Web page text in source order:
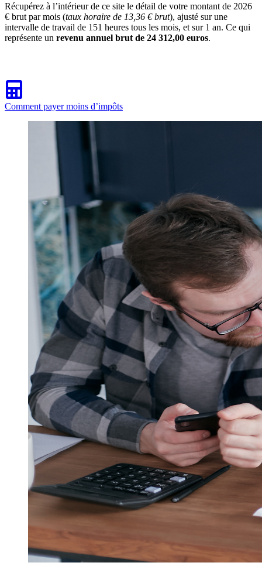
Récupérez à l’intérieur de ce site le détail de votre montant de 2026
€ brut par mois (taux horaire de 13,36 € brut), ajusté sur une
intervalle de travail de 151 heures tous les mois, et sur 1 an. Ce qui
représente un revenu annuel brut de 24 312,00 euros.
Comment payer moins d’impôts